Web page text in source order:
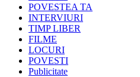
POVESTEA TA
INTERVIURI
TIMP LIBER
FILME
LOCURI
POVESTI
Publicitate